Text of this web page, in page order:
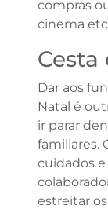
compras
cinema
Cesta
Dar aos
Natal é
ir parar
familiares.
cuidados
estreitar